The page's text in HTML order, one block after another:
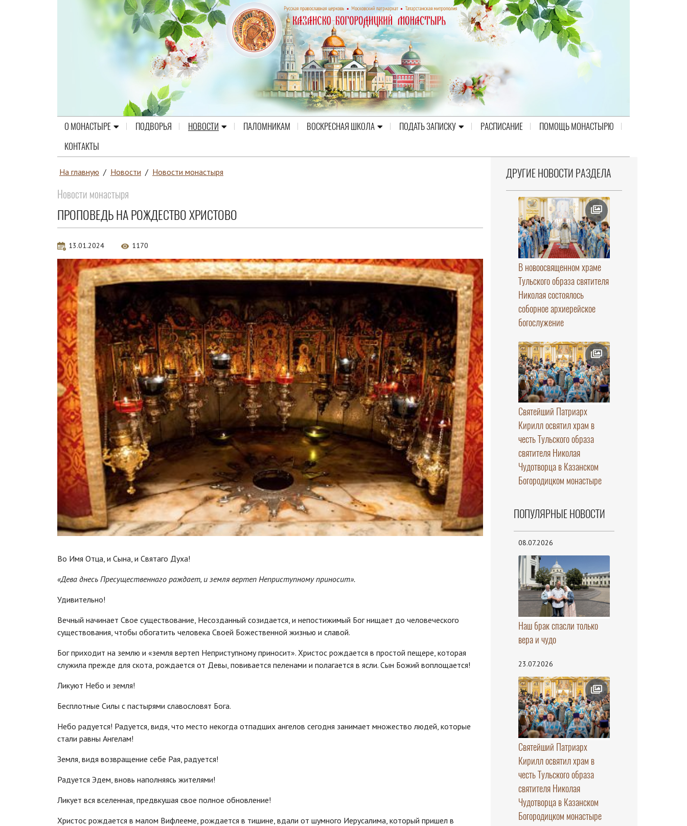
О МОНАСТЫРЕ ПОДВОРЬЯ НОВОСТИ ПАЛОМНИКАМ ВОСКРЕСНАЯ ШКОЛА ПОДАТЬ ЗАПИСКУ РАСПИСАНИЕ
ПОМОЩЬ МОНАСТЫРЮ
КОНТАКТЫ
На главную / Новости / Новости монастыря
Новости монастыря
ПРОПОВЕДЬ НА РОЖДЕСТВО ХРИСТОВО
13.01.2024 1170
Во Имя Отца, и Сына, и Святаго Духа!
«Дева днесь Пресущественнаго раждает, и земля вертеп Неприступному приносит».
Удивительно!
Вечный начинает Свое существование, Несозданный созидается, и непостижимый Бог нищает до человеческого
существования, чтобы обогатить человека Своей Божественной жизнью и славой.
Бог приходит на землю и «земля вертеп Неприступному приносит». Христос рождается в простой пещере, которая
служила прежде для скота, рождается от Девы, повивается пеленами и полагается в ясли. Сын Божий воплощается!
Ликуют Небо и земля!
Бесплотные Силы с пастырями славословят Бога.
Небо радуется! Радуется, видя, что место некогда отпадших ангелов сегодня занимает множество людей, которые
стали равны Ангелам!
Земля, видя возвращение себе Рая, радуется!
Радуется Эдем, вновь наполняясь жителями!
Ликует вся вселенная, предвкушая свое полное обновление!
Христос рождается в малом Вифлееме, рождается в тишине, вдали от шумного Иерусалима, который пришел в
ДРУГИЕ НОВОСТИ РАЗДЕЛА
В новоосвященном храме
Тульского образа святителя
Николая состоялось
соборное архиерейское
богослужение
Святейший Патриарх
Кирилл освятил храм в
честь Тульского образа
святителя Николая
Чудотворца в Казанском
Богородицком монастыре
ПОПУЛЯРНЫЕ НОВОСТИ
08.07.2026
Наш брак спасли только
вера и чудо
23.07.2026
Святейший Патриарх
Кирилл освятил храм в
честь Тульского образа
святителя Николая
Чудотворца в Казанском
Богородицком монастыре